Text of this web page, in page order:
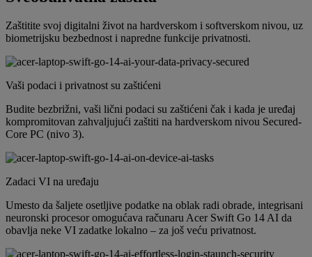
Zaštitite svoj digitalni život na hardverskom i softverskom nivou, uz
biometrijsku bezbednost i napredne funkcije privatnosti.
Vaši podaci i privatnost su zaštićeni
Budite bezbrižni, vaši lični podaci su zaštićeni čak i kada je uređaj
kompromitovan zahvaljujući zaštiti na hardverskom nivou Secured-
Core PC (nivo 3).
Zadaci VI na uređaju
Umesto da šaljete osetljive podatke na oblak radi obrade, integrisani
neuronski procesor omogućava računaru Acer Swift Go 14 AI da
obavlja neke VI zadatke lokalno – za još veću privatnost.